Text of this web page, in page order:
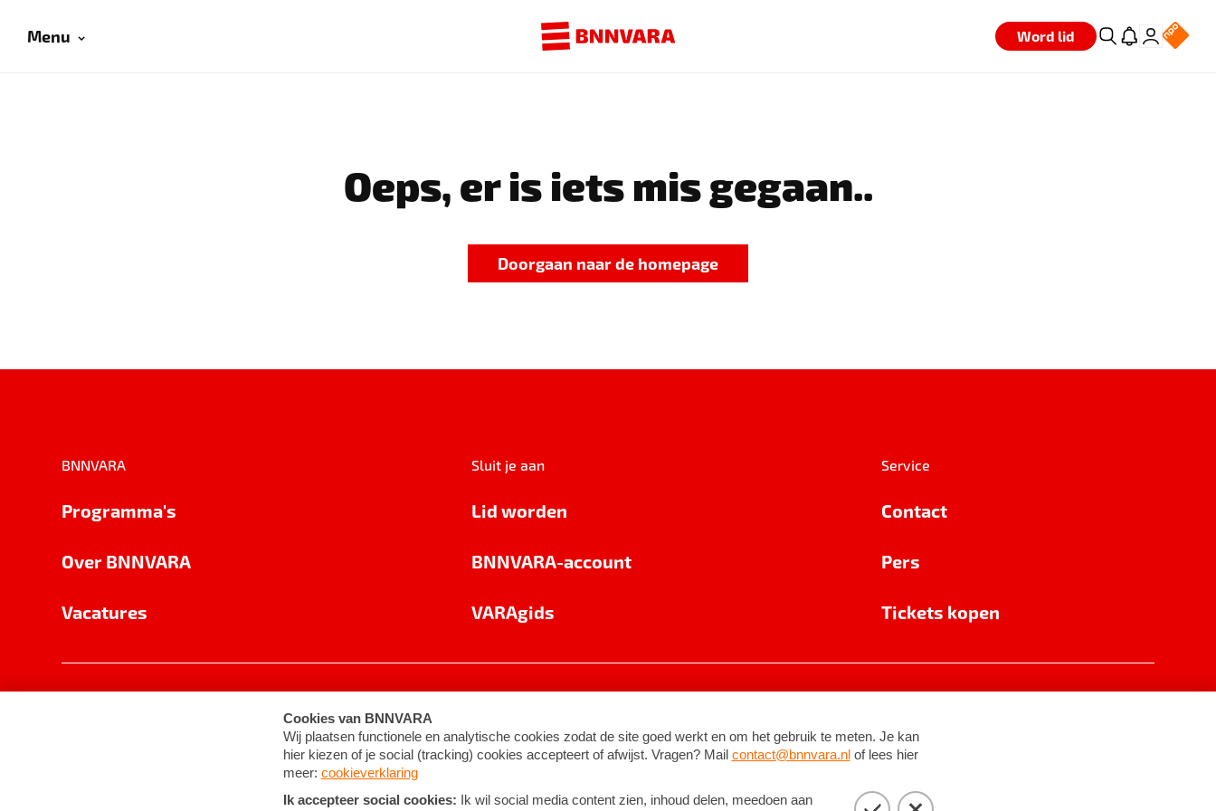
Menu Word lid
Oeps, er is iets mis gegaan..
Doorgaan naar de homepage
BNNVARA
Programma's
Over BNNVARA
Vacatures
Sluit je aan
Lid worden
BNNVARA-account
VARAgids
Service
Contact
Pers
Tickets kopen
Cookie-instellingen Algemene voorwaarden ©2026BNNVARA